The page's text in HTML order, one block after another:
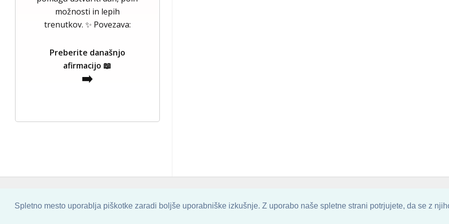
Spletno mesto uporablja piškotke zaradi boljše uporabniške izkušnje. Z uporabo naše spletne strani potrjujete, da se z
možnosti in lepih
trenutkov. ✨ Povezava:
Preberite današnjo
afirmacijo 📖
➡️
COPYRIGHT © 2013 - 2026 BYSKINBASE. ALL ARTWORK ARE UPLOADED AND COPYRIGHTED TO ITS AUTHOR.